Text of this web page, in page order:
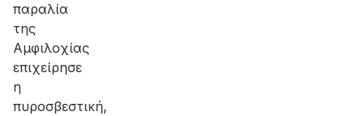
παραλία
της
Αμφιλοχίας
επιχείρησε
η
πυροσβεστική,